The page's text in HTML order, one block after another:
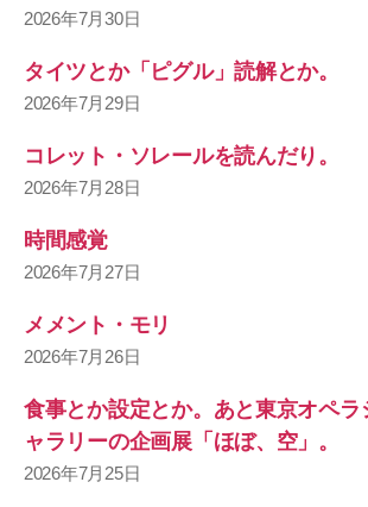
2026年7月30日
タイツとか「ピグル」読解とか。
2026年7月29日
コレット・ソレールを読んだり。
2026年7月28日
時間感覚
2026年7月27日
メメント・モリ
2026年7月26日
食事とか設定とか。あと東京オペラ
ャラリーの企画展「ほぼ、空」。
2026年7月25日